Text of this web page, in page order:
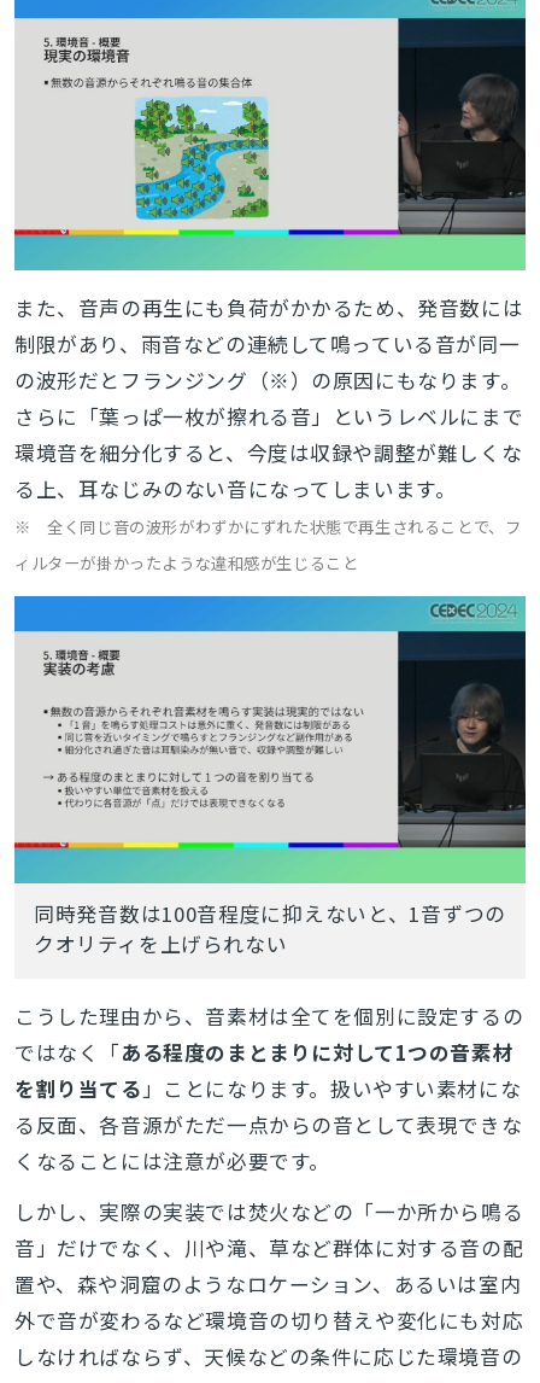
また、音声の再生にも負荷がかかるため、発音数には
制限があり、雨音などの連続して鳴っている音が同一
の波形だとフランジング（※）の原因にもなります。
さらに「葉っぱ一枚が擦れる音」というレベルにまで
環境音を細分化すると、今度は収録や調整が難しくな
る上、耳なじみのない音になってしまいます。
※ 全く同じ音の波形がわずかにずれた状態で再生されることで、フ
ィルターが掛かったような違和感が生じること
同時発音数は100音程度に抑えないと、1音ずつの
クオリティを上げられない
こうした理由から、音素材は全てを個別に設定するの
ではなく「ある程度のまとまりに対して1つの音素材
を割り当てる 」ことになります。扱いやすい素材にな
る反面、各音源がただ一点からの音として表現できな
くなることには注意が必要です。
しかし、実際の実装では焚火などの「一か所から鳴る
音」だけでなく、川や滝、草など群体に対する音の配
置や、森や洞窟のようなロケーション、あるいは室内
外で音が変わるなど環境音の切り替えや変化にも対応
しなければならず、天候などの条件に応じた環境音の